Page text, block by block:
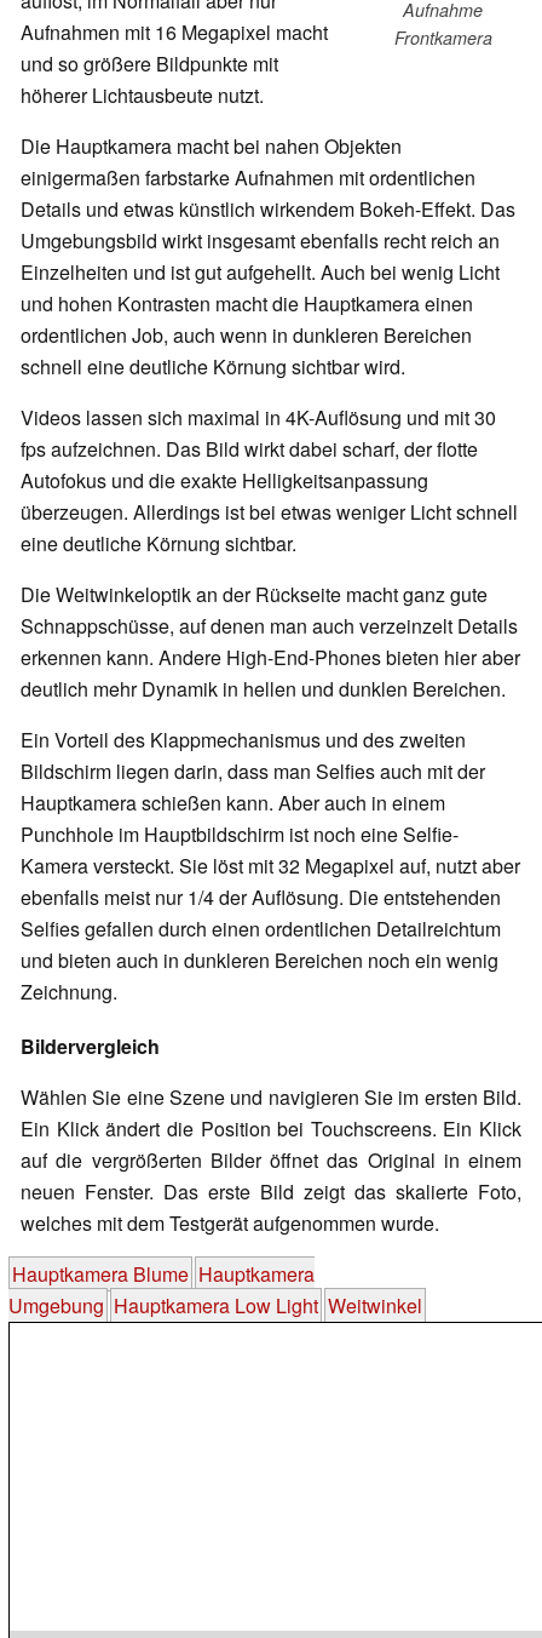
Aufnahme
Frontkamera
Aufnahmen mit 16 Megapixel macht
und so größere Bildpunkte mit
höherer Lichtausbeute nutzt.
Die Hauptkamera macht bei nahen Objekten
einigermaßen farbstarke Aufnahmen mit ordentlichen
Details und etwas künstlich wirkendem Bokeh-Effekt. Das
Umgebungsbild wirkt insgesamt ebenfalls recht reich an
Einzelheiten und ist gut aufgehellt. Auch bei wenig Licht
und hohen Kontrasten macht die Hauptkamera einen
ordentlichen Job, auch wenn in dunkleren Bereichen
schnell eine deutliche Körnung sichtbar wird.
Videos lassen sich maximal in 4K-Auflösung und mit 30
fps aufzeichnen. Das Bild wirkt dabei scharf, der flotte
Autofokus und die exakte Helligkeitsanpassung
überzeugen. Allerdings ist bei etwas weniger Licht schnell
eine deutliche Körnung sichtbar.
Die Weitwinkeloptik an der Rückseite macht ganz gute
Schnappschüsse, auf denen man auch verzeinzelt Details
erkennen kann. Andere High-End-Phones bieten hier aber
deutlich mehr Dynamik in hellen und dunklen Bereichen.
Ein Vorteil des Klappmechanismus und des zweiten
Bildschirm liegen darin, dass man Selfies auch mit der
Hauptkamera schießen kann. Aber auch in einem
Punchhole im Hauptbildschirm ist noch eine Selfie-
Kamera versteckt. Sie löst mit 32 Megapixel auf, nutzt aber
ebenfalls meist nur 1/4 der Auflösung. Die entstehenden
Selfies gefallen durch einen ordentlichen Detailreichtum
und bieten auch in dunkleren Bereichen noch ein wenig
Zeichnung.
Bildervergleich
Wählen Sie eine Szene und navigieren Sie im ersten Bild.
Ein Klick ändert die Position bei Touchscreens. Ein Klick
auf die vergrößerten Bilder öffnet das Original in einem
neuen Fenster. Das erste Bild zeigt das skalierte Foto,
welches mit dem Testgerät aufgenommen wurde.
Hauptkamera Blume Hauptkamera
Umgebung Hauptkamera Low Light Weitwinkel